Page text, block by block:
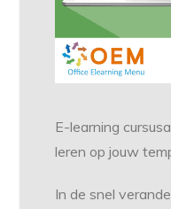
E-learning
leren op jouw
In de snel